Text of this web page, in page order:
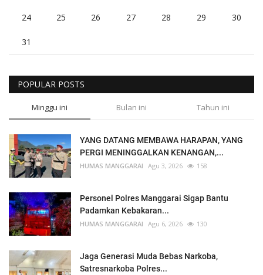
24 25 26 27 28 29 30
31
POPULAR POSTS
Minggu ini Bulan ini Tahun ini
YANG DATANG MEMBAWA HARAPAN, YANG
PERGI MENINGGALKAN KENANGAN,...
HUMAS MANGGARAI Agu 3, 2026 158
Personel Polres Manggarai Sigap Bantu
Padamkan Kebakaran...
HUMAS MANGGARAI Agu 6, 2026 130
Jaga Generasi Muda Bebas Narkoba,
Satresnarkoba Polres...